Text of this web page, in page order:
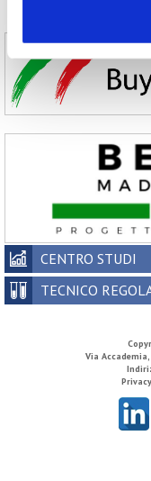
CENTRO STUDI
TECNICO
Via